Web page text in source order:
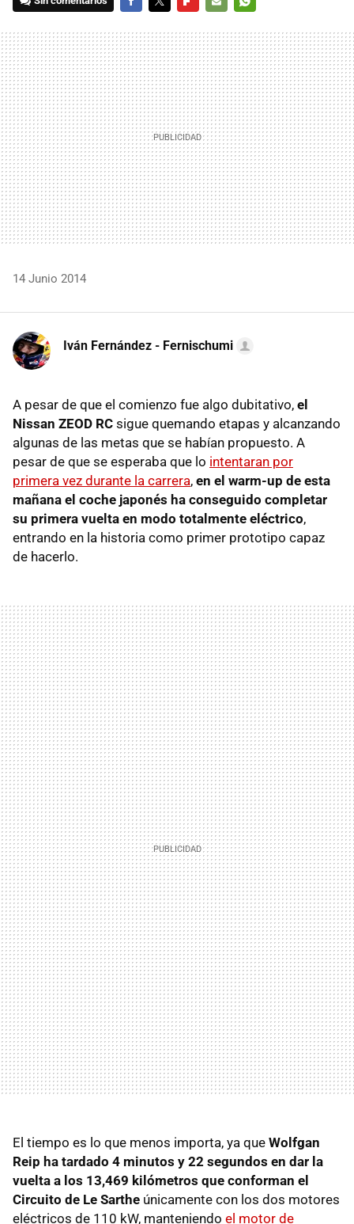
MAIL
14 Junio 2014
Iván Fernández - Fernischumi
A pesar de que el comienzo fue algo dubitativo, el
Nissan ZEOD RC sigue quemando etapas y alcanzando
algunas de las metas que se habían propuesto. A
pesar de que se esperaba que lo intentaran por
primera vez durante la carrera, en el warm-up de esta
mañana el coche japonés ha conseguido completar
su primera vuelta en modo totalmente eléctrico,
entrando en la historia como primer prototipo capaz
de hacerlo.
El tiempo es lo que menos importa, ya que Wolfgan
Reip ha tardado 4 minutos y 22 segundos en dar la
vuelta a los 13,469 kilómetros que conforman el
Circuito de Le Sarthe únicamente con los dos motores
eléctricos de 110 kW, manteniendo el motor de